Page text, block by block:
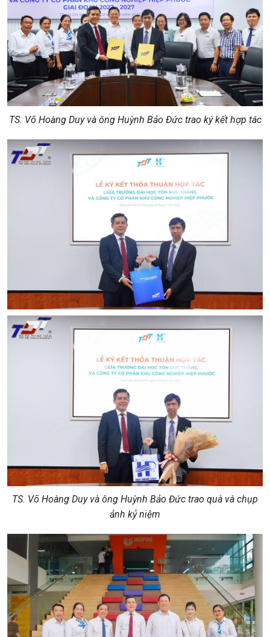
TS. Võ Hoàng Duy và ông Huỳnh Bảo Đức trao ký kết hợp tác
TS. Võ Hoàng Duy và ông Huỳnh Bảo Đức trao quà và chụp
ảnh kỷ niệm